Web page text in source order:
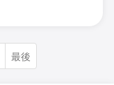
最後